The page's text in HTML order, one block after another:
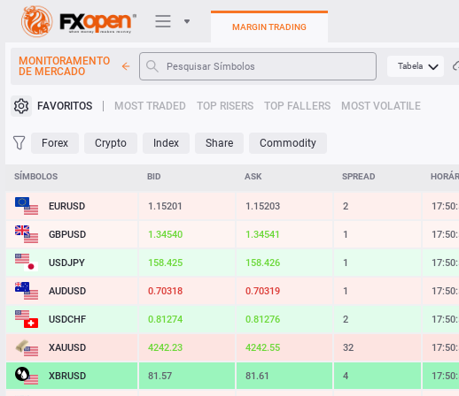
Plataformas de negociação
Heatmap
MARGIN TRADING
MONITORAMENTO
DE MERCADO
Tabela
FAVORITOS MOST TRADED TOP RISERS TOP FALLERS MOST VOLATILE
Forex Crypto Index Share Commodity
SÍMBOLOS BID ASK SPREAD
EURUSD 1.15201 1.15203 2
GBPUSD 1.34540 1.34541 1
USDJPY 158.425 158.426 1
AUDUSD 0.70318 0.70319 1
USDCHF 0.81274 0.81276 2
XAUUSD 4242.23 4242.55 32
XBRUSD 81.57 81.61 4